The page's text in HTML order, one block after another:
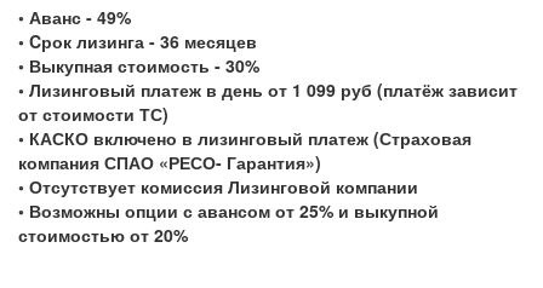
◦ Аванс - 49%
◦ Cрок лизинга - 36 месяцев
◦ Выкупная стоимость - 30%
◦ Лизинговый платеж в день от 1 099 руб (платёж зависит
от стоимости ТС)
◦ КАСКО включено в лизинговый платеж (Страховая
компания СПАО «РЕСО- Гарантия»)
◦ Отсутствует комиссия Лизинговой компании
◦ Возможны опции с авансом от 25% и выкупной
стоимостью от 20%